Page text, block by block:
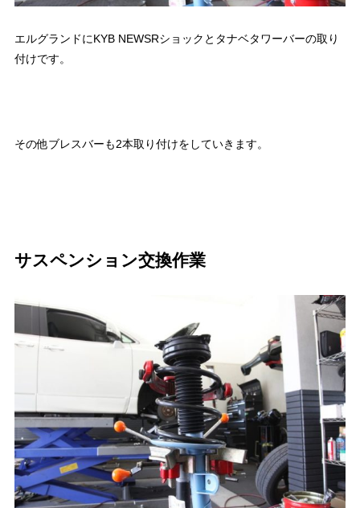
エルグランドにKYB NEWSRショックとタナベタワーバーの取り
付けです。
その他ブレスバーも2本取り付けをしていきます。
サスペンション交換作業